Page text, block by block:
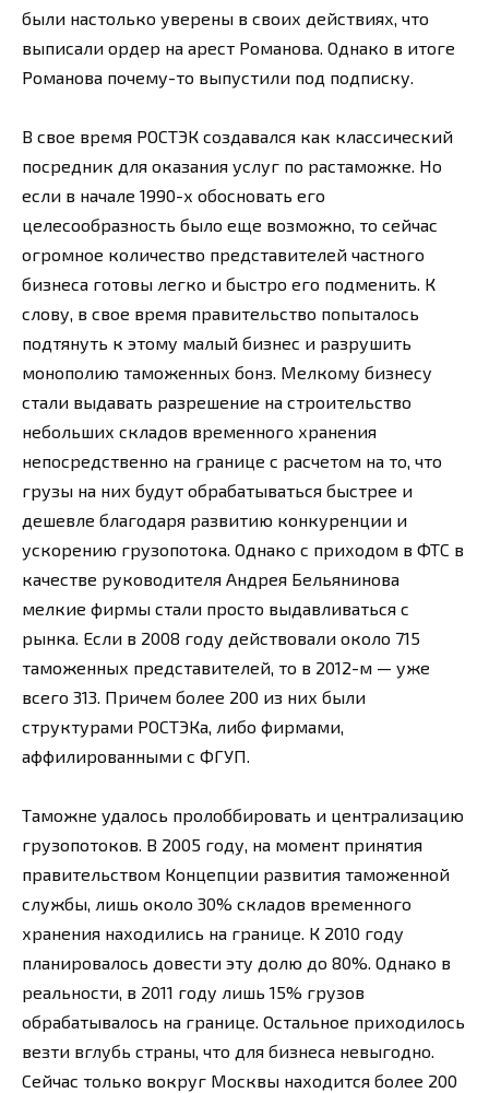
были настолько уверены в своих действиях, что
выписали ордер на арест Романова. Однако в итоге
Романова почему-то выпустили под подписку.
В свое время РОСТЭК создавался как классический
посредник для оказания услуг по растаможке. Но
если в начале 1990-х обосновать его
целесообразность было еще возможно, то сейчас
огромное количество представителей частного
бизнеса готовы легко и быстро его подменить. К
слову, в свое время правительство попыталось
подтянуть к этому малый бизнес и разрушить
монополию таможенных бонз. Мелкому бизнесу
стали выдавать разрешение на строительство
небольших складов временного хранения
непосредственно на границе с расчетом на то, что
грузы на них будут обрабатываться быстрее и
дешевле благодаря развитию конкуренции и
ускорению грузопотока. Однако с приходом в ФТС в
качестве руководителя Андрея Бельянинова
мелкие фирмы стали просто выдавливаться с
рынка. Если в 2008 году действовали около 715
таможенных представителей, то в 2012-м — уже
всего 313. Причем более 200 из них были
структурами РОСТЭКа, либо фирмами,
аффилированными с ФГУП.
Таможне удалось пролоббировать и централизацию
грузопотоков. В 2005 году, на момент принятия
правительством Концепции развития таможенной
службы, лишь около 30% складов временного
хранения находились на границе. К 2010 году
планировалось довести эту долю до 80%. Однако в
реальности, в 2011 году лишь 15% грузов
обрабатывалось на границе. Остальное приходилось
везти вглубь страны, что для бизнеса невыгодно.
Сейчас только вокруг Москвы находится более 200